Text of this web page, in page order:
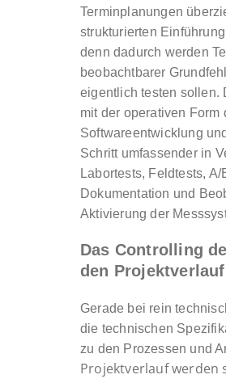
Terminplanungen
strukturierten
denn dadurch werden
beobachtbarer
eigentlich testen sollen.
mit der operativen Form
Softwareentwicklung
Schritt umfassender in
Labortests, Feldtests,
Dokumentation und
Aktivierung der
Das Controlling
den
Gerade bei rein
die technischen
zu den Prozessen und
Projektverlauf werden